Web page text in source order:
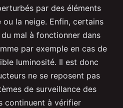
par des éléments
la neige. Enfin, certains
mal à fonctionner dans
par exemple en cas de
luminosité. Il est donc
ne se reposent pas
de surveillance des
continuent à vérifier